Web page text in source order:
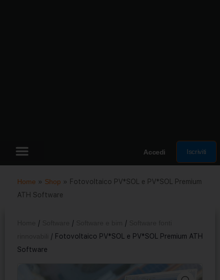
Accedi Iscriviti
Home » Shop » Fotovoltaico PV*SOL e PV*SOL Premium
ATH Software
/ / /
/ Fotovoltaico PV*SOL e PV*SOL Premium ATH
Software